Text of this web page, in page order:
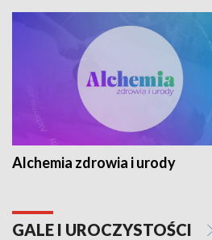
Alchemia zdrowia i urody
GALE I UROCZYSTOŚCI